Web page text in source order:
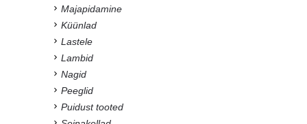
Majapidamine
Küünlad
Lastele
Lambid
Nagid
Peeglid
Puidust tooted